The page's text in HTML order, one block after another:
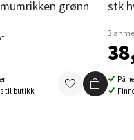
grønn
til butikk
stk
3
På